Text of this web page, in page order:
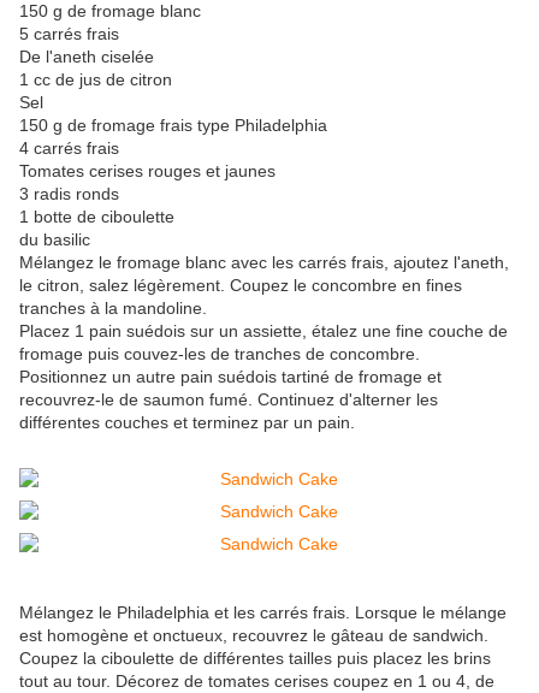
150 g de fromage blanc
5 carrés frais
De l'aneth ciselée
1 cc de jus de citron
Sel
150 g de fromage frais type Philadelphia
4 carrés frais
Tomates cerises rouges et jaunes
3 radis ronds
1 botte de ciboulette
du basilic
Mélangez le fromage blanc avec les carrés frais, ajoutez l'aneth,
le citron, salez légèrement. Coupez le concombre en fines
tranches à la mandoline.
Placez 1 pain suédois sur un assiette, étalez une fine couche de
fromage puis couvez-les de tranches de concombre.
Positionnez un autre pain suédois tartiné de fromage et
recouvrez-le de saumon fumé. Continuez d'alterner les
différentes couches et terminez par un pain.
Mélangez le Philadelphia et les carrés frais. Lorsque le mélange
est homogène et onctueux, recouvrez le gâteau de sandwich.
Coupez la ciboulette de différentes tailles puis placez les brins
tout au tour. Décorez de tomates cerises coupez en 1 ou 4, de